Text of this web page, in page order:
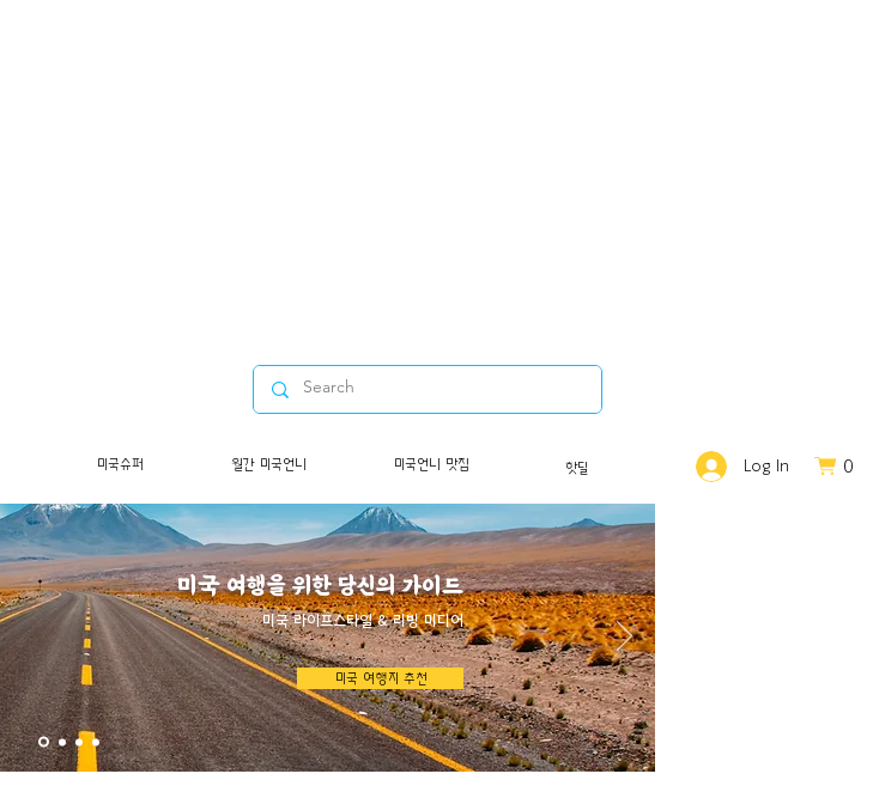
미국 여행을 위한 당신의 가이드
​미국 라이프스타일 & 리빙 미디어
미국 여행지 추천
미국슈퍼 월간 미국언니 미국언니 맛집 핫딜 Log In 0